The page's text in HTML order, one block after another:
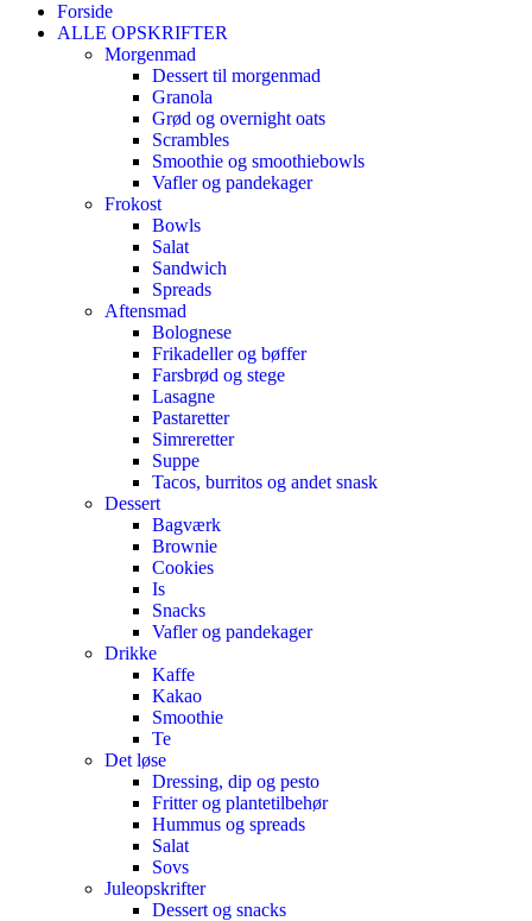
Forside
ALLE OPSKRIFTER
Morgenmad
Dessert til morgenmad
Granola
Grød og overnight oats
Scrambles
Smoothie og smoothiebowls
Vafler og pandekager
Frokost
Bowls
Salat
Sandwich
Spreads
Aftensmad
Bolognese
Frikadeller og bøffer
Farsbrød og stege
Lasagne
Pastaretter
Simreretter
Suppe
Tacos, burritos og andet snask
Dessert
Bagværk
Brownie
Cookies
Is
Snacks
Vafler og pandekager
Drikke
Kaffe
Kakao
Smoothie
Te
Det løse
Dressing, dip og pesto
Fritter og plantetilbehør
Hummus og spreads
Salat
Sovs
Juleopskrifter
Dessert og snacks